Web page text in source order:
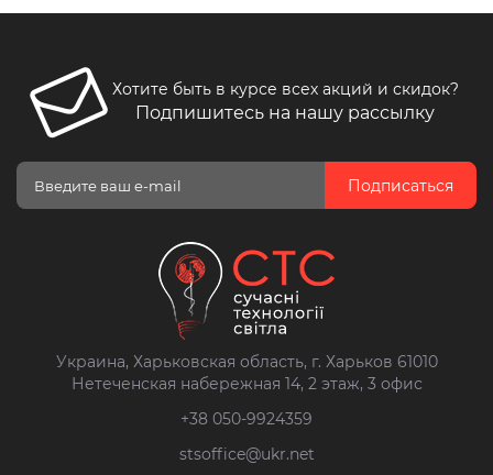
Хотите быть в курсе всех акций и скидок?
Подпишитесь на нашу рассылку
Подписаться
Украина, Харьковская область, г. Харьков 61010
Нетеченская набережная 14, 2 этаж, 3 офис
+38 050-9924359
stsoffice@ukr.net